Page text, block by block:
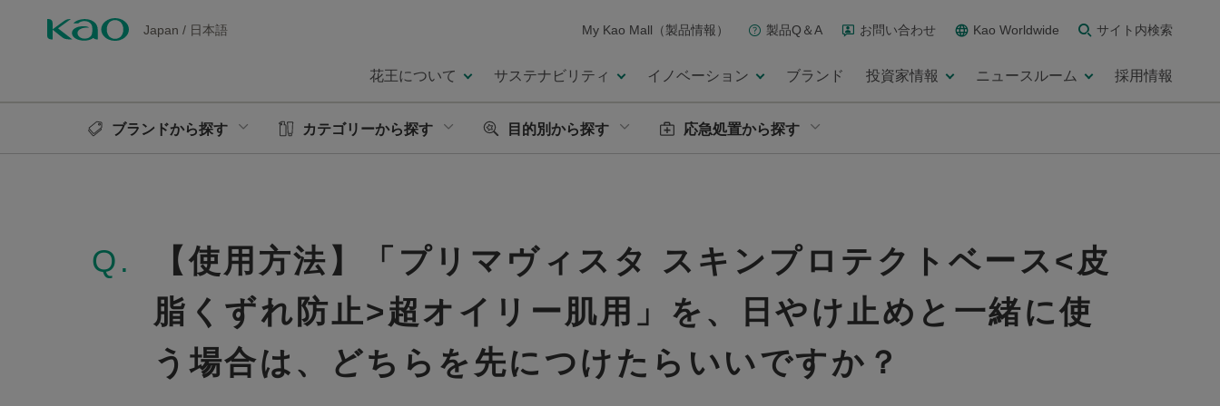
Japan / 日本語 My Kao Mall（製品情報） 製品Q＆A お問い合わせ Kao Worldwide サイト内検索
花王について サステナビリティ イノベーション ブランド 投資家情報 ニュースルーム 採用情報
ブランドから探す カテゴリーから探す 目的別から探す 応急処置から探す
Q.
【使用方法】「プリマヴィスタ スキンプロテクトベース<皮
脂くずれ防止>超オイリー肌用」を、日やけ止めと一緒に使
う場合は、どちらを先につけたらいいですか？